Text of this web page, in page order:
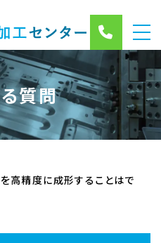
質問
高精度に成形することはで